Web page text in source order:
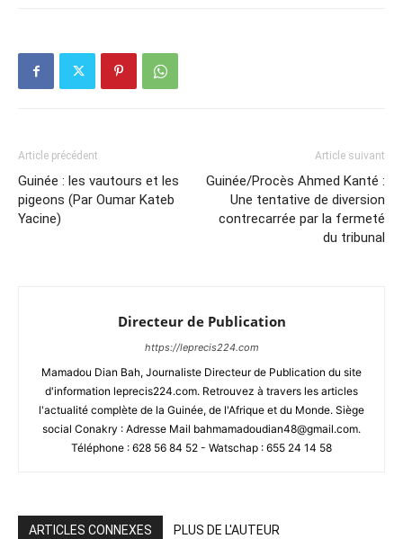
Article précédent
Guinée : les vautours et les
pigeons (Par Oumar Kateb
Yacine)
Article suivant
Guinée/Procès Ahmed Kanté :
Une tentative de diversion
contrecarrée par la fermeté
du tribunal
Directeur de Publication
https://leprecis224.com
Mamadou Dian Bah, Journaliste Directeur de Publication du site
d'information leprecis224.com. Retrouvez à travers les articles
l'actualité complète de la Guinée, de l'Afrique et du Monde. Siège
social Conakry : Adresse Mail bahmamadoudian48@gmail.com.
Téléphone : 628 56 84 52 - Watschap : 655 24 14 58
ARTICLES CONNEXES PLUS DE L'AUTEUR